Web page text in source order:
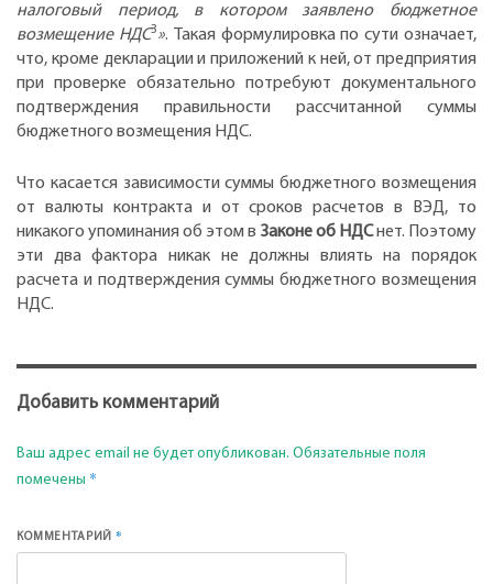
налоговый период, в котором заявлено бюджетное
возмещение НДС3». Такая формулировка по сути означает,
что, кроме декларации и приложений к ней, от предприятия
при проверке обязательно потребуют документального
подтверждения правильности рассчитанной суммы
бюджетного возмещения НДС.
Что касается зависимости суммы бюджетного возмещения
от валюты контракта и от сроков расчетов в ВЭД, то
никакого упоминания об этом в Законе об НДСнет. Поэтому
эти два фактора никак не должны влиять на порядок
расчета и подтверждения суммы бюджетного возмещения
НДС.
Добавить комментарий
Ваш адрес email не будет опубликован. Обязательные поля
помечены *
КОММЕНТАРИЙ*